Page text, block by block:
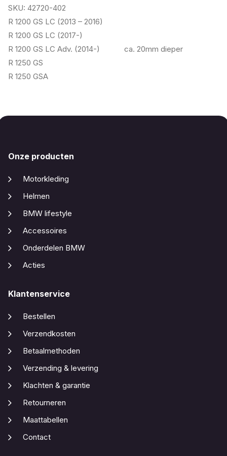
SKU: 42720-402
R 1200 GS LC (2013 – 2016)
R 1200 GS LC (2017-)
R 1200 GS LC Adv. (2014-) ca. 20mm dieper
R 1250 GS
R 1250 GSA
Onze producten
Motorkleding
Helmen
BMW lifestyle
Accessoires
Onderdelen BMW
Acties
Klantenservice
Bestellen
Verzendkosten
Betaalmethoden
Verzending & levering
Klachten & garantie
Retourneren
Maattabellen
Contact